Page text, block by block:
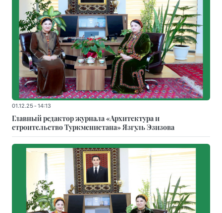
01.12.25 - 14:13
Главный редактор журнала «Архитектура и
строительство Туркменистана» Язгуль Эзизова